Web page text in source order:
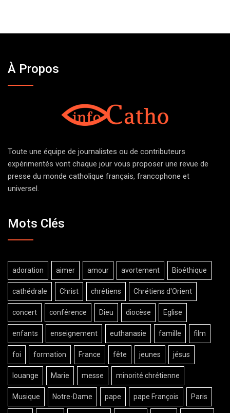
À Propos
Toute une équipe de journalistes ou de contributeurs
expérimentés vont chaque jour vous proposer une revue de
presse du monde catholique français, francophone et
universel.
Mots Clés
adoration aimer amour avortement Bioéthique
cathédrale Christ chrétiens Chrétiens d'Orient
concert conférence Dieu diocèse Eglise
enfants enseignement euthanasie famille film
foi formation France fête jeunes jésus
louange Marie messe minorité chrétienne
Musique Notre-Dame pape pape François Paris